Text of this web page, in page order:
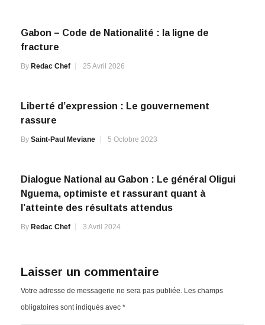
Gabon – Code de Nationalité : la ligne de
fracture
By Redac Chef 25 Avril 2026
Liberté d’expression : Le gouvernement
rassure
By Saint-Paul Meviane 5 Octobre 2023
Dialogue National au Gabon : Le général Oligui
Nguema, optimiste et rassurant quant à
l’atteinte des résultats attendus
By Redac Chef 3 Avril 2024
Laisser un commentaire
Votre adresse de messagerie ne sera pas publiée. Les champs
obligatoires sont indiqués avec *